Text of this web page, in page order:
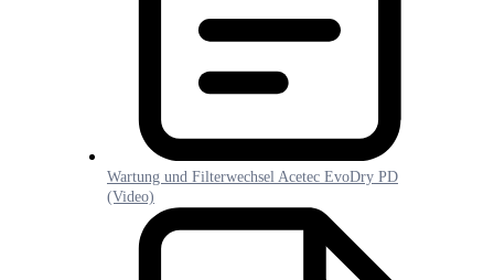
Wartung und Filterwechsel Acetec EvoDry PD
(Video)